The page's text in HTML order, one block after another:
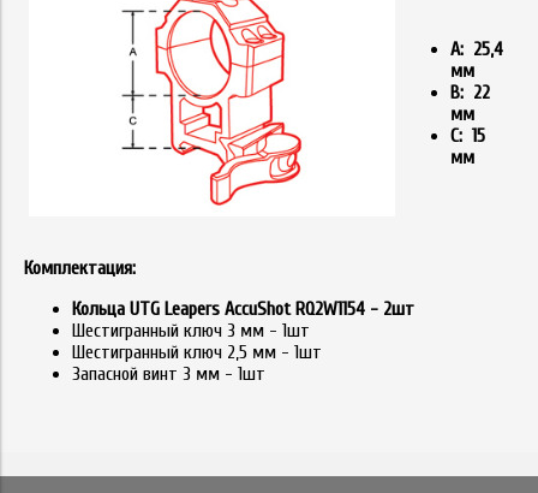
A: 25,4
мм
B: 22
мм
C: 15
мм
Комплектация:
Кольца UTG Leapers AccuShot RQ2W1154 - 2шт
Шестигранный ключ 3 мм - 1шт
Шестигранный ключ 2,5 мм - 1шт
Запасной винт 3 мм - 1шт